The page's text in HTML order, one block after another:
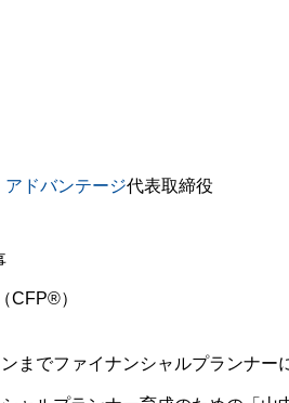
ドバンテージ代表取締役
CFP®）
までファイナンシャルプランナー